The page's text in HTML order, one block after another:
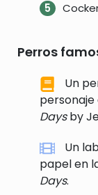
Perros
Un
Daysby
Un
papel en
Days.